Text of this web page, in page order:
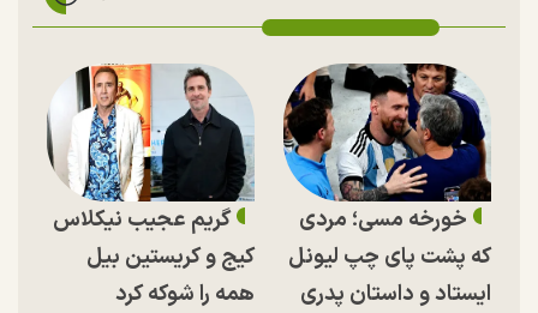
خورخه مسی؛ مردی
که پشت پای چپ لیونل
ایستاد و داستان پدری
گریم عجیب نیکلاس
کیج و کریستین بیل
همه را شوکه کرد